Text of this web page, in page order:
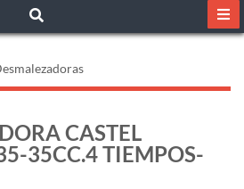
CASTEL
35CC.4 TIEMPOS-